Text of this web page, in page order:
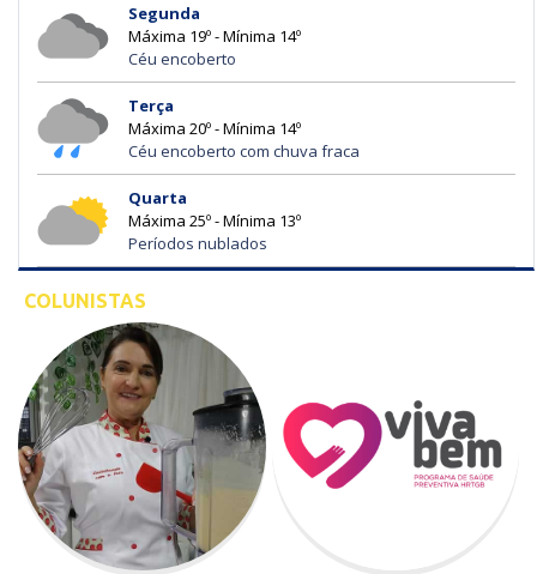
Segunda
Máxima 19º - Mínima 14º
Céu encoberto
Terça
Máxima 20º - Mínima 14º
Céu encoberto com chuva fraca
Quarta
Máxima 25º - Mínima 13º
Períodos nublados
COLUNISTAS